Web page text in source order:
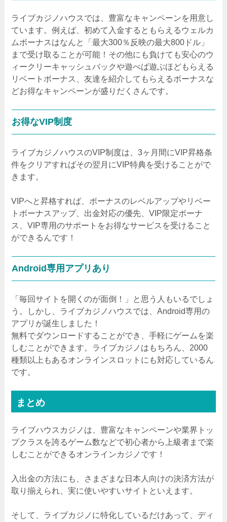
ライブカジノハウスでは、豊富なキャンペーンを用意し
ています。例えば、初めて入金するともらえるウェルカ
ムボーナスはなんと「最大300％反映の最大800ドル」
まで受け取ることが可能！その他にも負けても安心のウ
ィークリーキャッシュバックや遊べば遊ぶほどもらえる
リベートボーナス、友達を紹介してもらえるボーナスな
どお得なキャンペーンが盛りだくさんです。
お得なVIP制度
ライブカジノハウスのVIP制度は、3ヶ月間にVIP昇格条
件をクリアすればその翌月にVIP特典を受けることがで
きます。
VIPへと昇格すれば、ボーナスのレベルアップやリベー
トボーナスアップ、出金対応の優先、VIP限定ボーナ
ス、VIP専用のサポートをお得なサービスを受けること
ができるんです！
Android専用アプリあり
「毎回サイトを開くのが面倒！」と思う人もいるでしょ
う。しかし、ライブカジノハウスでは、Android専用の
アプリが誕生しました！
無料でダウンロードすることができ、手軽にゲームを楽
しむことができます。ライブカジノはもちろん、2000
種類以上もあるオンラインスロットにも対応しているん
です。
まとめ
ライブハウスカジノは、豊富なキャンペーンや業界トッ
プクラスを誇るゲーム数などで初心者から上級者まで楽
しむことができるオンラインカジノです！
入出金の方法にも、さまざまな日本人向けの決済方法が
取り揃えられ、実に使いやすいサイトといえます。
そして、ライブカジノに特化しているだけあって、ディ